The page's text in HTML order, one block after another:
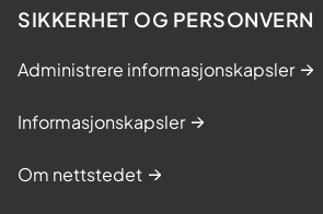
SIKKERHET OG PERSONVERN
Administrere informasjonskapsler
Informasjonskapsler
Om nettstedet